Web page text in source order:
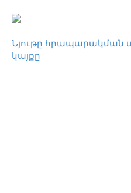
Նյութը հրապարակման
կայքը